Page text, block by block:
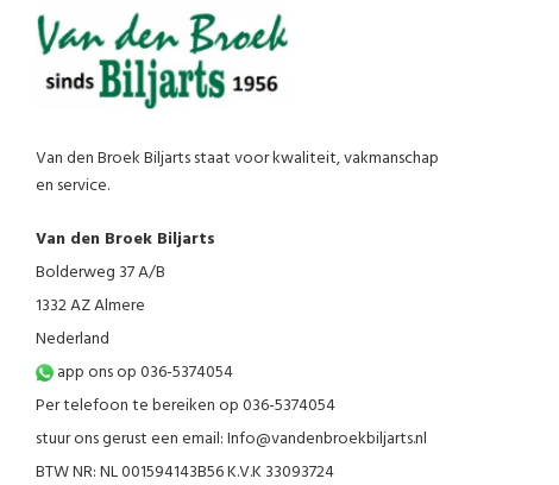
Van den Broek Biljarts staat voor kwaliteit, vakmanschap
en service.
Van den Broek Biljarts
Bolderweg 37 A/B
1332 AZ Almere
Nederland
app ons op 036-5374054
Per telefoon te bereiken op 036-5374054
stuur ons gerust een email:Info@vandenbroekbiljarts.nl
BTW NR: NL 001594143B56 K.V.K 33093724